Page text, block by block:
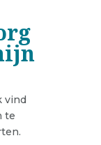
vind
te